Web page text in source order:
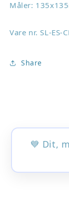
Måler:
Vare nr. SL-ES-
Share
💙 Dit,